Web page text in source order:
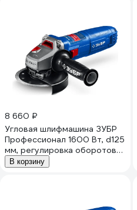
8 660 ₽
Угловая шлифмашина ЗУБР
Профессионал 1600 Вт, d125
мм, регулировка оборотов
УШМ-П125-1600 эпст
В корзину